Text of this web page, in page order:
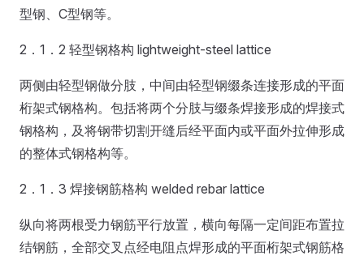
型钢、C型钢等。
2．1．2 轻型钢格构 lightweight-steel lattice
两侧由轻型钢做分肢，中间由轻型钢缀条连接形成的平面
桁架式钢格构。包括将两个分肢与缀条焊接形成的焊接式
钢格构，及将钢带切割开缝后经平面内或平面外拉伸形成
的整体式钢格构等。
2．1．3 焊接钢筋格构 welded rebar lattice
纵向将两根受力钢筋平行放置，横向每隔一定间距布置拉
结钢筋，全部交叉点经电阻点焊形成的平面桁架式钢筋格